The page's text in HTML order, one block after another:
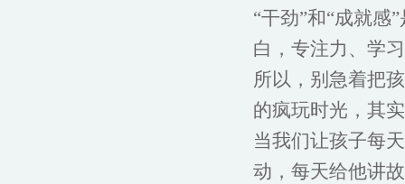
“干劲”和“成就感
白，专注力、学
所以，别急着把
的疯玩时光，其
当我们让孩子每
动，每天给他讲